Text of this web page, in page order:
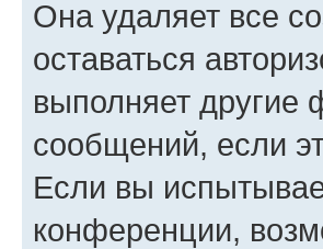
Она удаляет все
оставаться
выполняет другие
сообщений, если
Если вы
конференции,